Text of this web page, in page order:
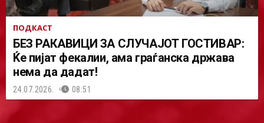
ПОДКАСТ
БЕЗ РАКАВИЦИ ЗА СЛУЧАЈОТ ГОСТИВАР:
Ќе пијат фекалии, ама граѓанска држава
нема да дадат!
24.07.2026. 08:51